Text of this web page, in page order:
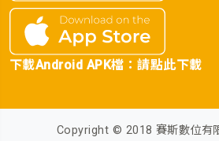
下載Android APK檔：請點此下載
Copyright © 2018 賽斯數位有